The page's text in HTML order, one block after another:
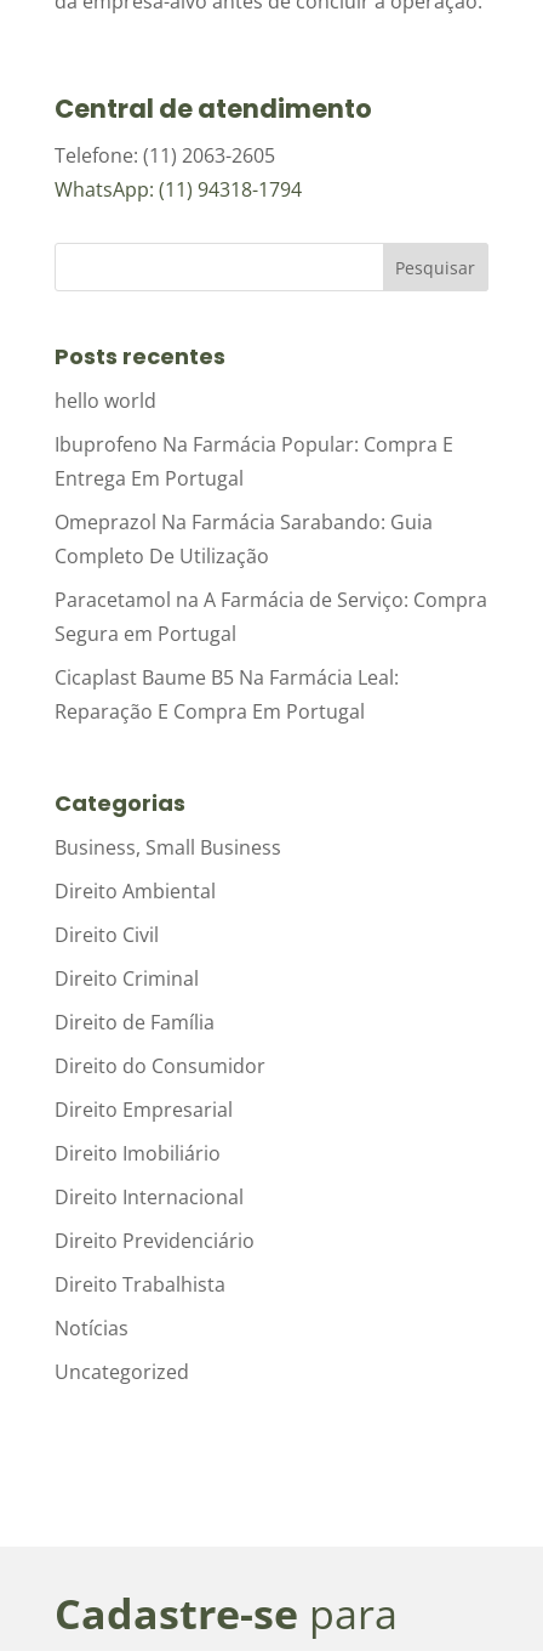
Central de atendimento
Telefone: (11) 2063-2605
WhatsApp: (11) 94318-1794
Posts recentes
hello world
Ibuprofeno Na Farmácia Popular: Compra E
Entrega Em Portugal
Omeprazol Na Farmácia Sarabando: Guia
Completo De Utilização
Paracetamol na A Farmácia de Serviço: Compra
Segura em Portugal
Cicaplast Baume B5 Na Farmácia Leal:
Reparação E Compra Em Portugal
Categorias
Business, Small Business
Direito Ambiental
Direito Civil
Direito Criminal
Direito de Família
Direito do Consumidor
Direito Empresarial
Direito Imobiliário
Direito Internacional
Direito Previdenciário
Direito Trabalhista
Notícias
Uncategorized
Cadastre-se para